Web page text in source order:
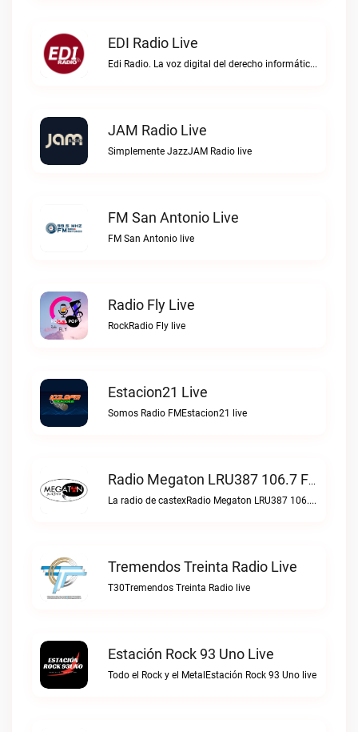
EDI Radio Live
Edi Radio. La voz digital del derecho informático en hispanoaméricaEDI Radio live
JAM Radio Live
Simplemente JazzJAM Radio live
FM San Antonio Live
FM San Antonio live
Radio Fly Live
RockRadio Fly live
Estacion21 Live
Somos Radio FMEstacion21 live
Radio Megaton LRU387 106.7 FM Live
La radio de castexRadio Megaton LRU387 106.7 FM live
Tremendos Treinta Radio Live
T30Tremendos Treinta Radio live
Estación Rock 93 Uno Live
Todo el Rock y el MetalEstación Rock 93 Uno live